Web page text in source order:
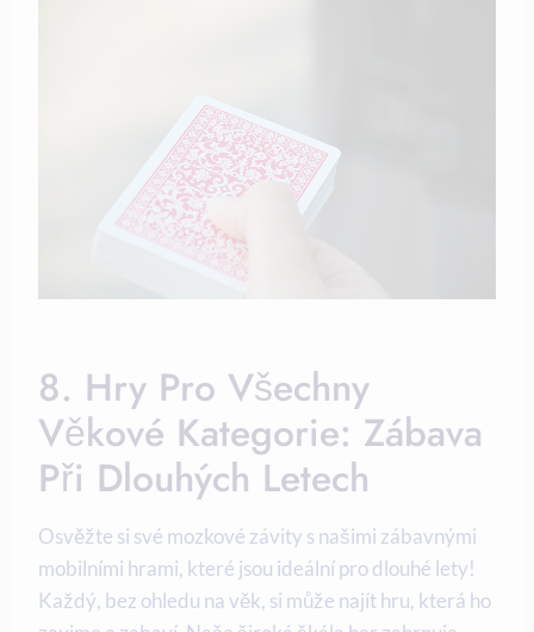
8. Hry Pro Všechny
Věkové Kategorie: Zábava
Při Dlouhých Letech
Osvěžte si své mozkové závity s našimi zábavnými
mobilními hrami, které jsou ideální pro dlouhé lety!
Každý, bez ohledu na věk, si může najít hru, která ho